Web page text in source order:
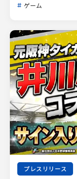
ゲーム
プレスリリース